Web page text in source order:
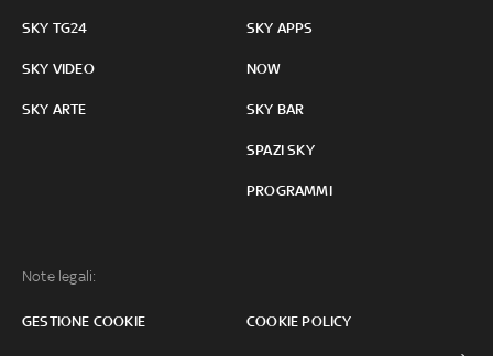
SKY TG24
SKY VIDEO
SKY ARTE
SKY APPS
NOW
SKY BAR
SPAZI SKY
PROGRAMMI
Note legali:
GESTIONE COOKIE COOKIE POLICY